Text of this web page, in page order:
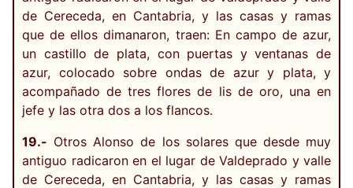
de Cereceda, en Cantabria, y las casas y ramas
que de ellos dimanaron, traen: En campo de azur,
un castillo de plata, con puertas y ventanas de
azur, colocado sobre ondas de azur y plata, y
acompañado de tres flores de lis de oro, una en
jefe y las otra dos a los flancos.
19.- Otros Alonso de los solares que desde muy
antiguo radicaron en el lugar de Valdeprado y valle
de Cereceda, en Cantabria, y las casas y ramas